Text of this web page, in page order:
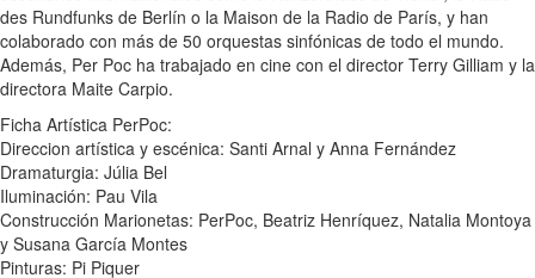
des Rundfunks de Berlín o la Maison de la Radio de París, y han
colaborado con más de 50 orquestas sinfónicas de todo el mundo.
Además, Per Poc ha trabajado en cine con el director Terry Gilliam y la
directora Maite Carpio.
Ficha Artística PerPoc:
Direccion artística y escénica: Santi Arnal y Anna Fernández
Dramaturgia: Júlia Bel
Iluminación: Pau Vila
Construcción Marionetas: PerPoc, Beatriz Henríquez, Natalia Montoya
y Susana García Montes
Pinturas: Pi Piquer